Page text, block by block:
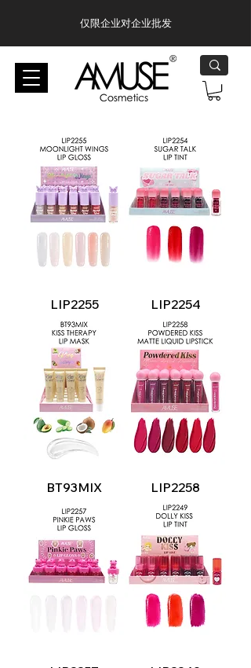
仅限企业对企业批发
LIP2255 LIP2254
BT93MIX LIP2258